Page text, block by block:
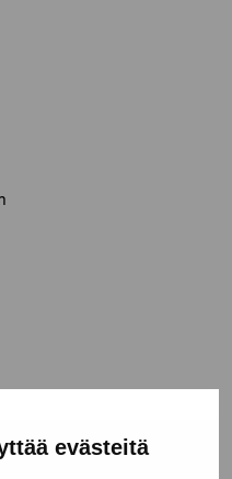
evästeitä